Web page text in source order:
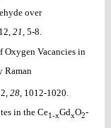
over
21, 5-8.
Oxygen Vacancies in
Raman
28, 1012-1020.
in the Ce1-xGdxO2-